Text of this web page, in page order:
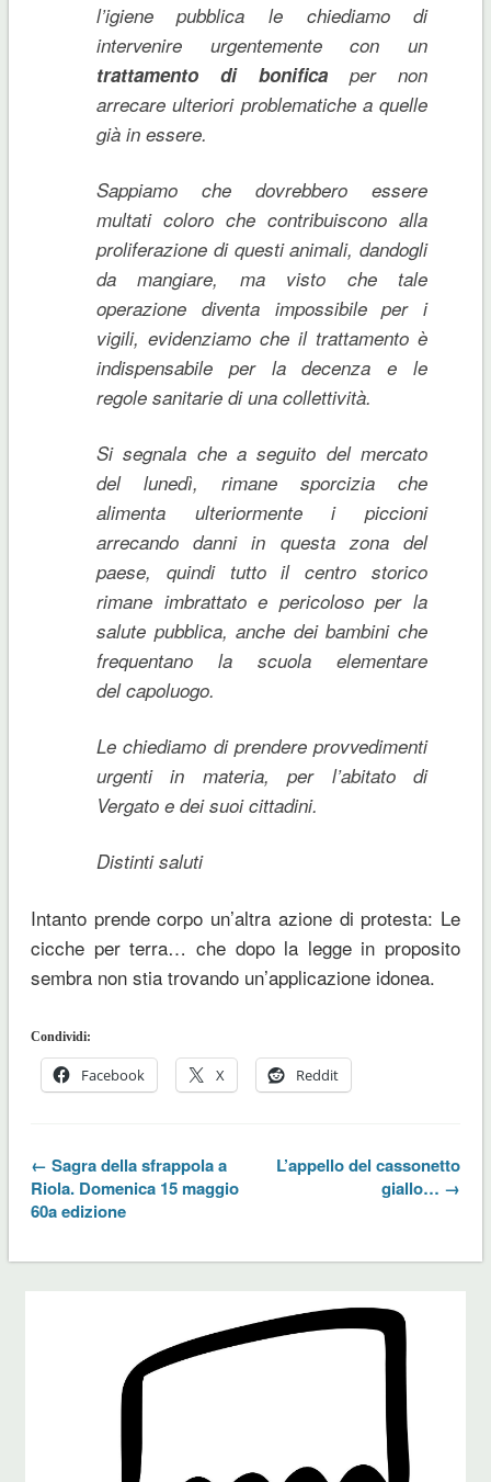
l’igiene pubblica le chiediamo di
intervenire urgentemente con un
trattamento di bonifica
per non
arrecare ulteriori problematiche a quelle
già in essere.
Sappiamo che dovrebbero essere
multati coloro che contribuiscono alla
proliferazione di questi animali, dandogli
da mangiare, ma visto che tale
operazione diventa impossibile per i
vigili, evidenziamo che il trattamento è
indispensabile per la decenza e le
regole sanitarie di una collettività.
Si segnala che a seguito del mercato
del lunedì, rimane sporcizia che
alimenta ulteriormente i piccioni
arrecando danni in questa zona del
paese, quindi tutto il centro storico
rimane imbrattato e pericoloso per la
salute pubblica, anche dei bambini che
frequentano la scuola elementare
del capoluogo.
Le chiediamo di prendere provvedimenti
urgenti in materia, per l’abitato di
Vergato e dei suoi cittadini.
Distinti saluti
Intanto prende corpo un’altra azione di protesta: Le
cicche per terra… che dopo la legge in proposito
sembra non stia trovando un’applicazione idonea.
Condividi:
Facebook X Reddit
← Sagra della sfrappola a
Riola. Domenica 15 maggio
60a edizione
L’appello del cassonetto
giallo… →